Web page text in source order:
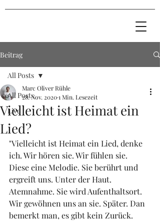
Beitrag
All Posts
Live
All Posts
Vielleicht ist Heimat ein
Lied?
Marc Oliver Rühle
28. Nov. 20201 Min. Lesezeit
"Vielleicht ist Heimat ein Lied, denke
ich. Wir hören sie. Wir fühlen sie.
Diese eine Melodie. Sie berührt und
ergreift uns. Unter der Haut.
Atemnahme. Sie wird Aufenthaltsort.
Wir gewöhnen uns an sie. Später. Dan
bemerkt man, es gibt kein Zurück.